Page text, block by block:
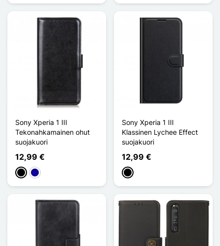
Sony Xperia 1 III
Tekonahkamainen ohut
suojakuori
12,99 €
MustaBleu Foncé
Sony Xperia 1 III
Klassinen Lychee Effect
suojakuori
12,99 €
Musta